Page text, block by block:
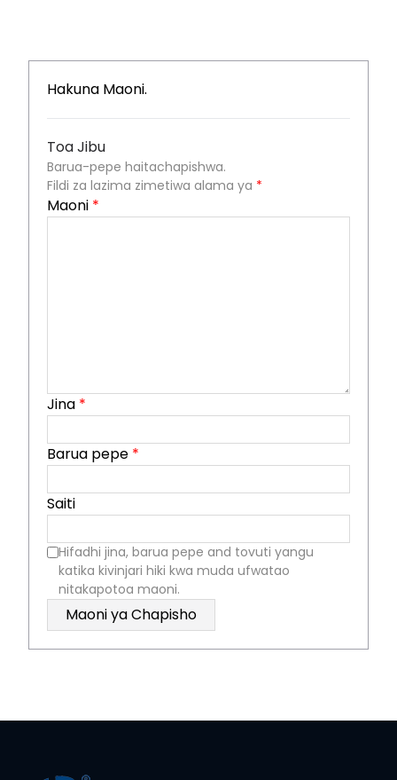
Hakuna Maoni.
Toa Jibu
Barua-pepe haitachapishwa.
Fildi za lazima zimetiwa alama ya *
Maoni *
Jina *
Barua pepe *
Saiti
Hifadhi jina, barua pepe and tovuti yangu
katika kivinjari hiki kwa muda ufwatao
nitakapotoa maoni.